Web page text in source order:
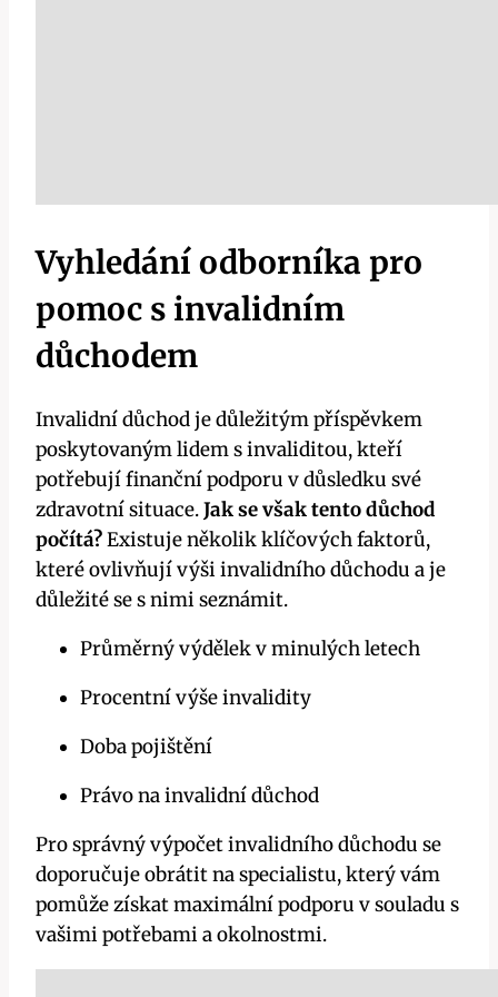
Vyhledání odborníka pro
pomoc s invalidním
důchodem
Invalidní důchod je důležitým příspěvkem
poskytovaným lidem s invaliditou, kteří
potřebují finanční podporu v důsledku své
zdravotní situace.Jak se však tento důchod
počítá?Existuje několik klíčových faktorů,
které ovlivňují výši invalidního důchodu a je
důležité se s nimi seznámit.
Průměrný výdělek v minulých letech
Procentní výše invalidity
Doba pojištění
Právo na invalidní důchod
Pro správný výpočet invalidního důchodu se
doporučuje obrátit na specialistu, který vám
pomůže získat maximální podporu v souladu s
vašimi potřebami a okolnostmi.